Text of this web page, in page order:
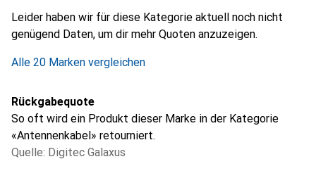
Leider haben wir für diese Kategorie aktuell noch nicht
genügend Daten, um dir mehr Quoten anzuzeigen.
Alle 20 Marken vergleichen
Rückgabequote
So oft wird ein Produkt dieser Marke in der Kategorie
«Antennenkabel» retourniert.
Quelle: Digitec Galaxus